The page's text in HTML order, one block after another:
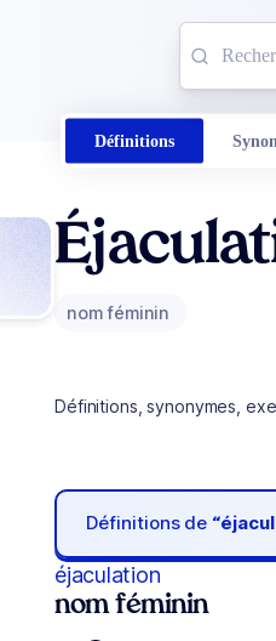
Définitions
nom féminin
Définitions, synonymes,
Définitions de
éjaculation
nom féminin